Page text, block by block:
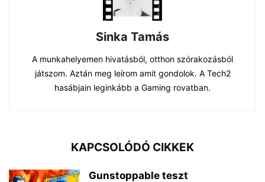
Sinka Tamás
A munkahelyemen hivatásból, otthon szórakozásból
játszom. Aztán meg leírom amit gondolok. A Tech2
hasábjain leginkább a Gaming rovatban.
KAPCSOLÓDÓ CIKKEK
Gunstoppable teszt